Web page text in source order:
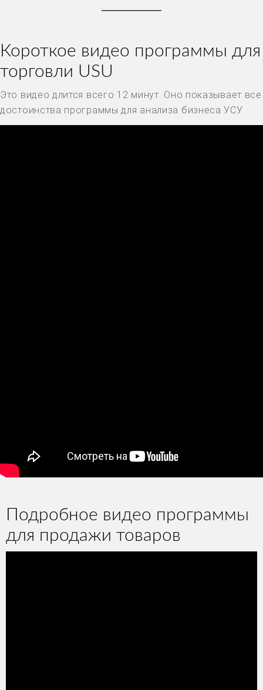
Короткое видео программы для
торговли USU
Это видео длится всего 12 минут. Оно показывает все
достоинства программы для анализа бизнеса УСУ.
Подробное видео программы
для продажи товаров